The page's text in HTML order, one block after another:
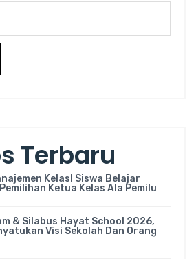
Terbaru
Kelas! Siswa Belajar
Ketua Kelas Ala Pemilu
& Silabus Hayat School 2026,
Visi Sekolah Dan Orang